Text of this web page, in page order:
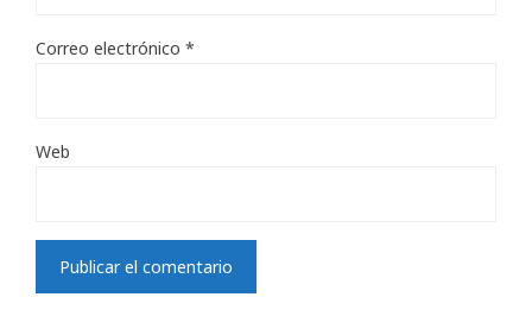
Correo electrónico *
Web